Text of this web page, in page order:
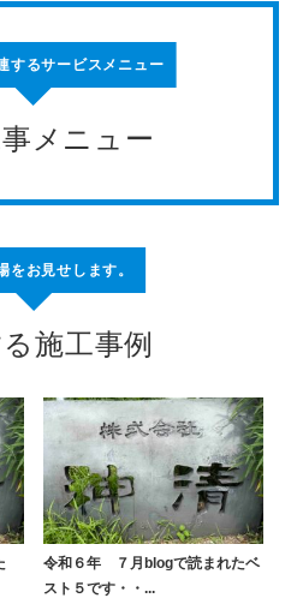
するサービスメニュー
メニュー
をお見せします。
施工事例
令和６年 ７月blogで読まれたベ
スト５です・・...